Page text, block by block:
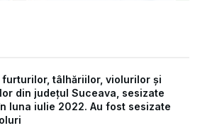
tâlhăriilor, violurilor și
din județul Suceava, sesizate
luna iulie 2022. Au fost sesizate